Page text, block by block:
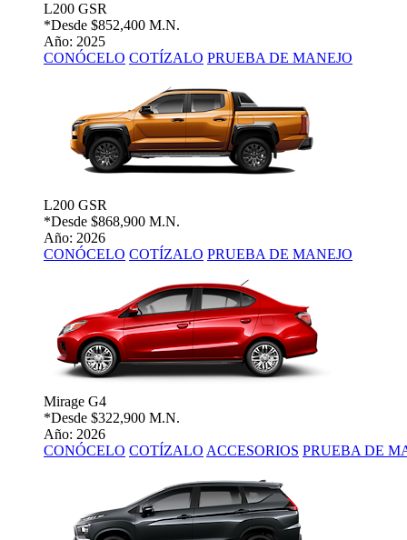
L200 GSR
*Desde $852,400 M.N.
Año: 2025
CONÓCELO COTÍZALO PRUEBA DE MANEJO
L200 GSR
*Desde $868,900 M.N.
Año: 2026
CONÓCELO COTÍZALO PRUEBA DE MANEJO
Mirage G4
*Desde $322,900 M.N.
Año: 2026
CONÓCELO COTÍZALO ACCESORIOS PRUEBA DE